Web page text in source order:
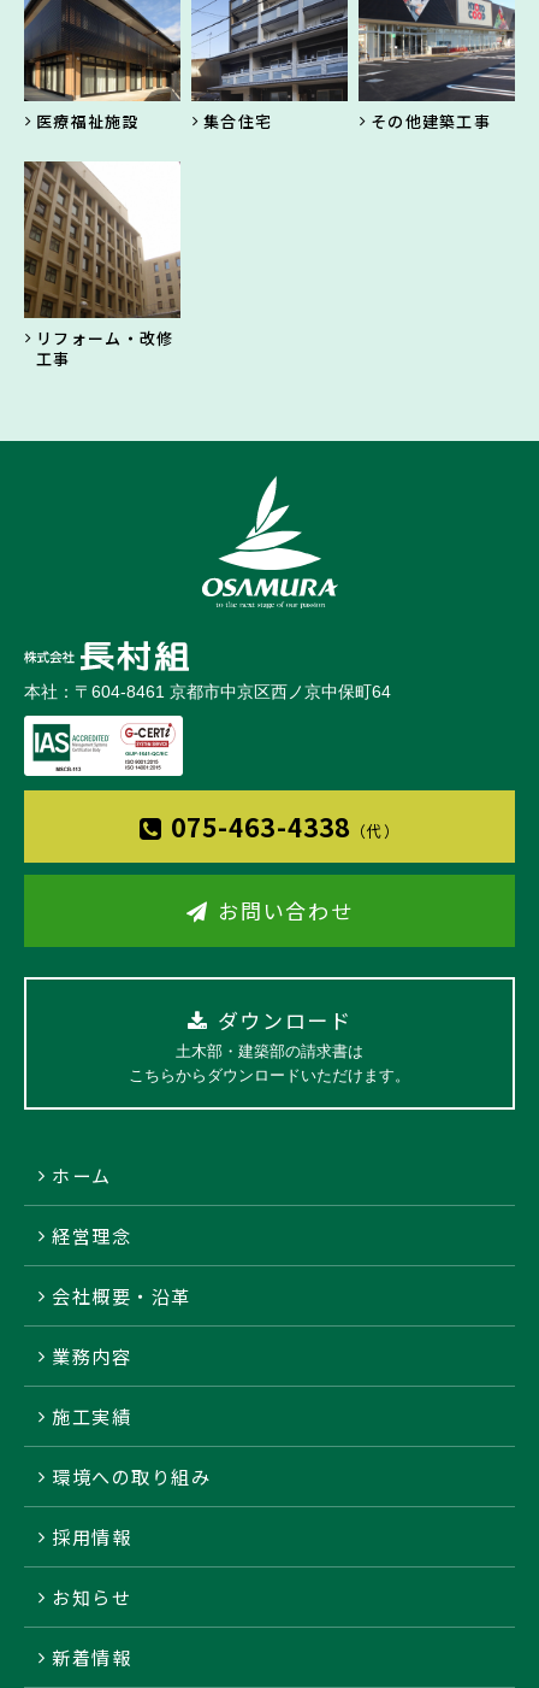
医療福祉施設 集合住宅 その他建築工事
リフォーム・改修
工事
本社：〒604-8461 京都市中京区西ノ京中保町64
075-463-4338（代）
お問い合わせ
ダウンロード
土木部・建築部の請求書は
こちらからダウンロードいただけます。
ホーム
経営理念
会社概要・沿革
業務内容
施工実績
環境への取り組み
採用情報
お知らせ
新着情報